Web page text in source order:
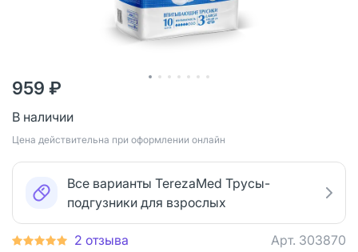
959 ₽
В наличии
Цена действительна при оформлении онлайн
Все варианты TerezaMed Трусы-
подгузники для взрослых
2 отзыва Арт. 303870